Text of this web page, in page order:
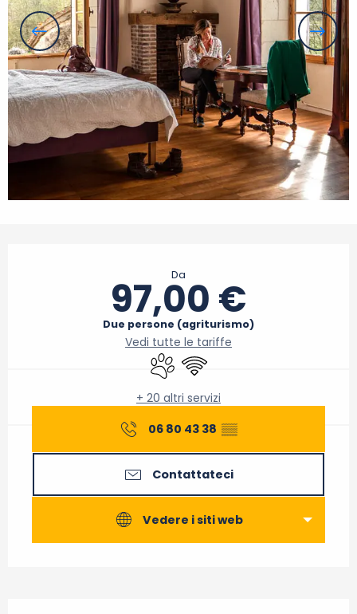
Da
97,00 €
Due persone (agriturismo)
Vedi tutte le tariffe
Animali ammessi
Wi-Fi
+ 20 altri servizi
06 80 43 38 ▒▒
Contattateci
Vedere i siti web